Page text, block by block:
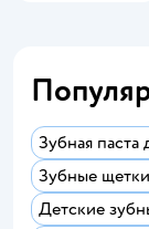
Зубная паста
Зубные
Детские